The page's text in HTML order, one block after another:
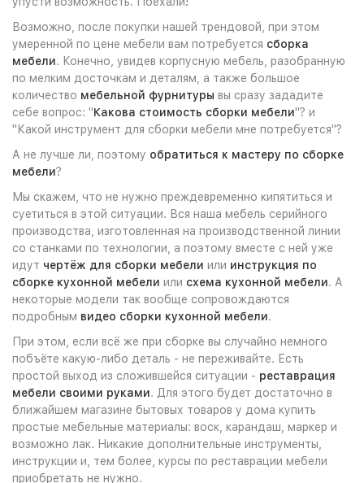
Возможно, после покупки нашей трендовой, при этом
умеренной по цене мебели вам потребуется сборка
мебели. Конечно, увидев корпусную мебель, разобранную
по мелким досточкам и деталям, а также большое
количество мебельной фурнитуры вы сразу зададите
себе вопрос: "Какова стоимость сборки мебели"? и
"Какой инструмент для сборки мебели мне потребуется"?
А не лучше ли, поэтому обратиться к мастеру по сборке
мебели?
Мы скажем, что не нужно преждевременно кипятиться и
суетиться в этой ситуации. Вся наша мебель серийного
производства, изготовленная на производственной линии
со станками по технологии, а поэтому вместе с ней уже
идут чертёж для сборки мебели или инструкция по
сборке кухонной мебели или схема кухонной мебели. А
некоторые модели так вообще сопровождаются
подробным видео сборки кухонной мебели.
При этом, если всё же при сборке вы случайно немного
побъёте какую-либо деталь - не переживайте. Есть
простой выход из сложившейся ситуации - реставрация
мебели своими руками. Для этого будет достаточно в
ближайшем магазине бытовых товаров у дома купить
простые мебельные материалы: воск, карандаш, маркер и
возможно лак. Никакие дополнительные инструменты,
инструкции и, тем более, курсы по реставрации мебели
приобретать не нужно.